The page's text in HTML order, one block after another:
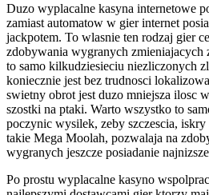
Duzo wyplacalne kasyna internetowe
zamiast automatow w gier internet
jackpotem. To wlasnie ten rodzaj gier
zdobywania wygranych zmieniajacych
to samo kilkudziesieciu niezliczonych
koniecznie jest bez trudnosci
swietny obrot jest duzo mniejsza ilosc
szostki na ptaki. Warto wszystko to
poczynic wysilek, zeby szczescia,
takie Mega Moolah, pozwalaja na
wygranych jeszcze posiadanie
Po prostu wyplacalne kasyno